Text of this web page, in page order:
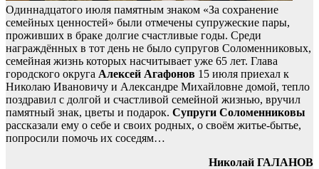
Одиннадцатого июля памятным знаком «За сохранение
семейных ценностей» были отмечены супружеские пары,
проживших в браке долгие счастливые годы. Среди
награждённых в тот день не было супругов Соломенниковых,
семейная жизнь которых насчитывает уже 65 лет. Глава
городского округа Алексей Агафонов 15 июля приехал к
Николаю Ивановичу и Александре Михайловне домой, тепло
поздравил с долгой и счастливой семейной жизнью, вручил
памятный знак, цветы и подарок. Супруги Соломенниковы
рассказали ему о себе и своих родных, о своём житье-бытье,
попросили помочь их соседям…
Николай ГАЛАНОВ